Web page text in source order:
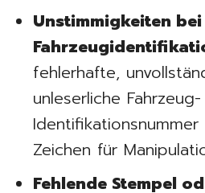
Unstimmigkeiten
fehlerhafte,
unleserliche Fahrzeug-
Zeichen für
Fehlende Stempel